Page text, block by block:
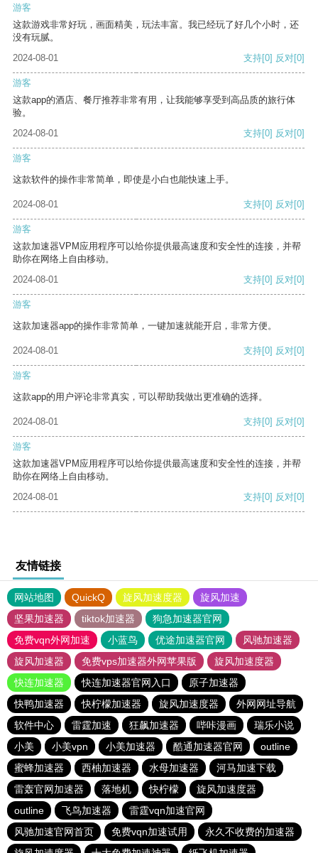
游客
这款游戏非常好玩，画面精美，玩法丰富。我已经玩了好几个小时，还
没有玩腻。
2024-08-01
支持[0] 反对[0]
游客
这款app的酒店、餐厅推荐非常有用，让我能够享受到高品质的旅行体
验。
2024-08-01
支持[0] 反对[0]
游客
这款软件的操作非常简单，即使是小白也能快速上手。
2024-08-01 支持[0] 反对[0]
游客
这款加速器VPM应用程序可以给你提供最高速度和安全性的连接，并帮
助你在网络上自由移动。
2024-08-01
支持[0] 反对[0]
游客
这款加速器app的操作非常简单，一键加速就能开启，非常方便。
2024-08-01 支持[0] 反对[0]
游客
这款app的用户评论非常真实，可以帮助我做出更准确的选择。
2024-08-01 支持[0] 反对[0]
游客
这款加速器VPM应用程序可以给你提供最高速度和安全性的连接，并帮
助你在网络上自由移动。
2024-08-01
支持[0] 反对[0]
友情链接
网站地图 QuickQ 旋风加速度器
旋风加速
坚果加速器
tiktok加速器
狗急加速器官网
免费vqn外网加速
小蓝鸟 优途加速器官网
风驰加速器
旋风加速器
免费vps加速器外网苹果版
旋风加速度器
快连加速器
快连加速器官网入口
原子加速器
快鸭加速器
快柠檬加速器 旋风加速度器
外网网址导航
软件中心
雷霆加速 狂飙加速器 哔咔漫画
瑞乐小说
小美
小美vpn 小美加速器 酷通加速器官网
outline
蜜蜂加速器
西柚加速器 水母加速器
河马加速下载
雷轰官网加速器
落地机 快柠檬
旋风加速度器
outline
飞鸟加速器
雷霆vqn加速官网
风驰加速官网首页
免费vqn加速试用
永久不收费的加速器